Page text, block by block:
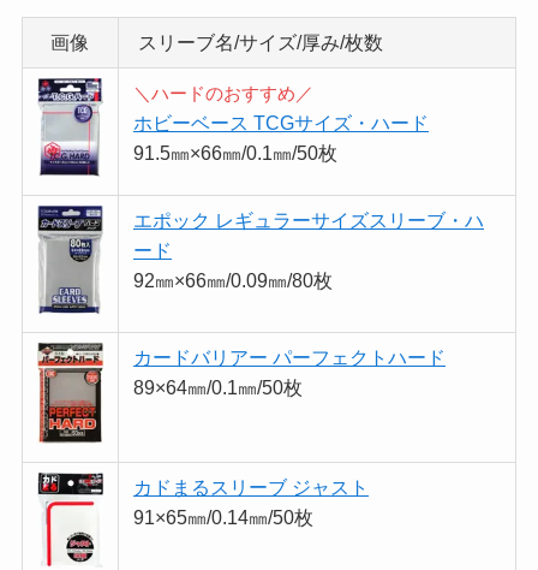
画像 スリーブ名/サイズ/厚み/枚数
＼ハードのおすすめ／
ホビーベース TCGサイズ・ハード
91.5㎜×66㎜/0.1㎜/50枚
エポック レギュラーサイズスリーブ・ハ
ード
92㎜×66㎜/0.09㎜/80枚
カードバリアー パーフェクトハード
89×64㎜/0.1㎜/50枚
カドまるスリーブ ジャスト
91×65㎜/0.14㎜/50枚